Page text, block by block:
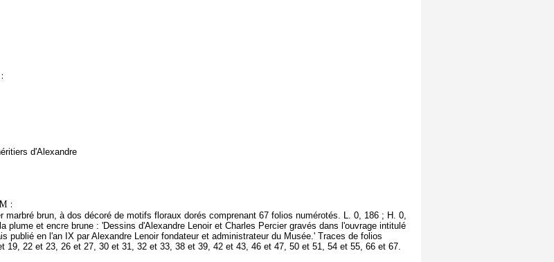
d'Alexandre
:
marbré brun, à dos décoré de motifs floraux dorés comprenant 67 folios numérotés. L. 0, 186 ; H. 0,
plume et encre brune : 'Dessins d'Alexandre Lenoir et Charles Percier gravés dans l'ouvrage intitulé
publié en l'an IX par Alexandre Lenoir fondateur et administrateur du Musée.' Traces de folios
19, 22 et 23, 26 et 27, 30 et 31, 32 et 33, 38 et 39, 42 et 43, 46 et 47, 50 et 51, 54 et 55, 66 et 67.